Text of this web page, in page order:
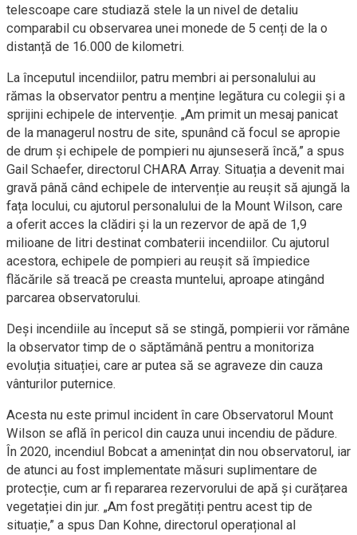
telescoape care studiază stele la un nivel de detaliu
comparabil cu observarea unei monede de 5 cenți de la o
distanță de 16.000 de kilometri.
La începutul incendiilor, patru membri ai personalului au
rămas la observator pentru a menține legătura cu colegii și a
sprijini echipele de intervenție. „Am primit un mesaj panicat
de la managerul nostru de site, spunând că focul se apropie
de drum și echipele de pompieri nu ajunseseră încă,” a spus
Gail Schaefer, directorul CHARA Array. Situația a devenit mai
gravă până când echipele de intervenție au reușit să ajungă la
fața locului, cu ajutorul personalului de la Mount Wilson, care
a oferit acces la clădiri și la un rezervor de apă de 1,9
milioane de litri destinat combaterii incendiilor. Cu ajutorul
acestora, echipele de pompieri au reușit să împiedice
flăcările să treacă pe creasta muntelui, aproape atingând
parcarea observatorului.
Deși incendiile au început să se stingă, pompierii vor rămâne
la observator timp de o săptămână pentru a monitoriza
evoluția situației, care ar putea să se agraveze din cauza
vânturilor puternice.
Acesta nu este primul incident în care Observatorul Mount
Wilson se află în pericol din cauza unui incendiu de pădure.
În 2020, incendiul Bobcat a amenințat din nou observatorul, iar
de atunci au fost implementate măsuri suplimentare de
protecție, cum ar fi repararea rezervorului de apă și curățarea
vegetației din jur. „Am fost pregătiți pentru acest tip de
situație,” a spus Dan Kohne, directorul operațional al